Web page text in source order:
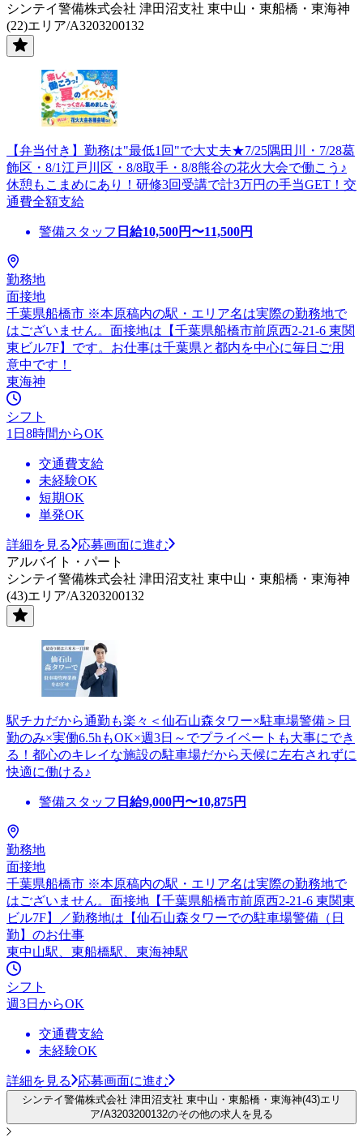
シンテイ警備株式会社 津田沼支社 東中山・東船橋・東海神
(22)エリア/A3203200132
【弁当付き】勤務は"最低1回"で大丈夫★7/25隅田川・7/28葛
飾区・8/1江戸川区・8/8取手・8/8熊谷の花火大会で働こう♪
休憩もこまめにあり！研修3回受講で計3万円の手当GET！交
通費全額支給
警備スタッフ 日給10,500円〜11,500円
勤務地
面接地
千葉県船橋市 ※本原稿内の駅・エリア名は実際の勤務地で
はございません。面接地は【千葉県船橋市前原西2-21-6 東関
東ビル7F】です。お仕事は千葉県と都内を中心に毎日ご用
意中です！
東海神
シフト
1日8時間からOK
交通費支給
未経験OK
短期OK
単発OK
詳細を見る
応募画面に進む
アルバイト・パート
シンテイ警備株式会社 津田沼支社 東中山・東船橋・東海神
(43)エリア/A3203200132
駅チカだから通勤も楽々＜仙石山森タワー×駐車場警備＞日
勤のみ×実働6.5hもOK×週3日～でプライベートも大事にでき
る！都心のキレイな施設の駐車場だから天候に左右されずに
快適に働ける♪
警備スタッフ 日給9,000円〜10,875円
勤務地
面接地
千葉県船橋市 ※本原稿内の駅・エリア名は実際の勤務地で
はございません。面接地【千葉県船橋市前原西2-21-6 東関東
ビル7F】／勤務地は【仙石山森タワーでの駐車場警備（日
勤】のお仕事
東中山駅、東船橋駅、東海神駅
シフト
週3日からOK
交通費支給
未経験OK
詳細を見る 応募画面に進む
シンテイ警備株式会社 津田沼支社 東中山・東船橋・東海神(43)エリ
ア/A3203200132のその他の求人を見る